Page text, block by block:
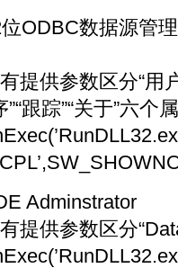
数据源管理
供参数区分“用户
跟踪”“关于”六个
Adminstrator
供参数区分